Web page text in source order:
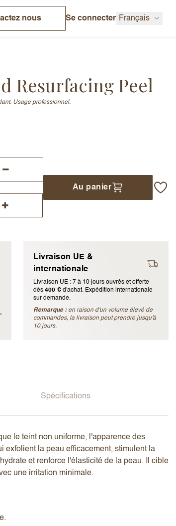
nous Se connecter Français
Resurfacing Peel
Usage professionnel.
Au panier
Livraison UE &
internationale
Livraison UE : 7 à 10 jours ouvrés et offerte
dès400 €d'achat. Expédition internationale
sur demande.
Remarque : en raison d'un volume élevé de
commandes, la livraison peut prendre jusqu'à
10 jours.
Spécifications
le teint non uniforme, l'apparence des
exfolient la peau efficacement, stimulent la
et renforce l'élasticité de la peau. Il cible
une irritation minimale.